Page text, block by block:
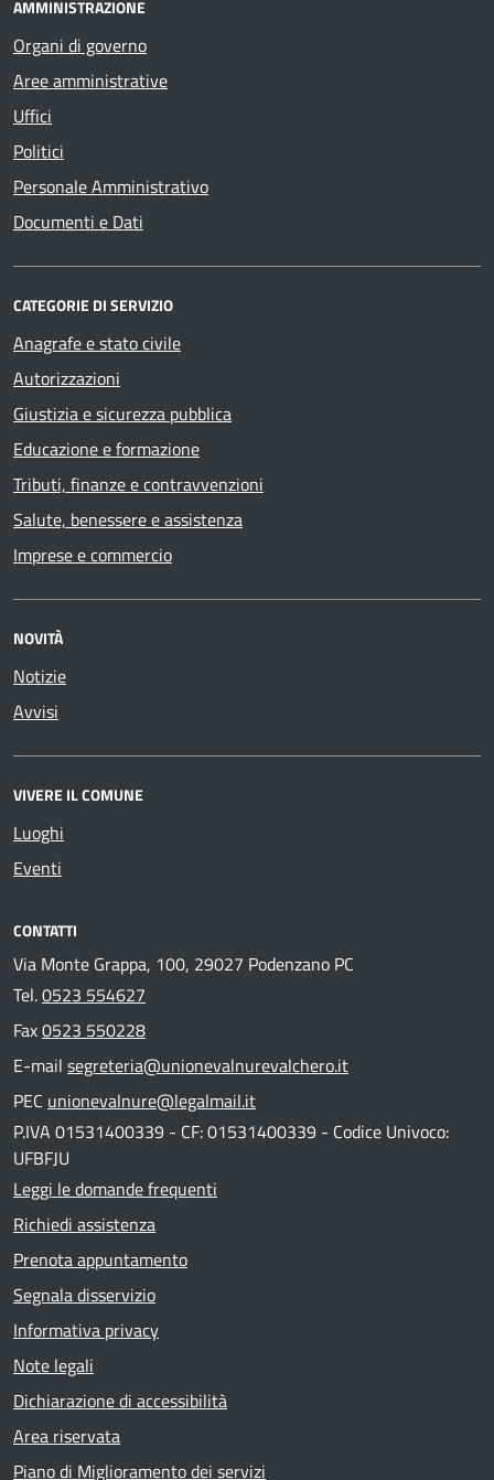
AMMINISTRAZIONE
Organi di governo
Aree amministrative
Uffici
Politici
Personale Amministrativo
Documenti e Dati
CATEGORIE DI SERVIZIO
Anagrafe e stato civile
Autorizzazioni
Giustizia e sicurezza pubblica
Educazione e formazione
Tributi, finanze e contravvenzioni
Salute, benessere e assistenza
Imprese e commercio
NOVITÀ
Notizie
Avvisi
VIVERE IL COMUNE
Luoghi
Eventi
CONTATTI
Via Monte Grappa, 100, 29027 Podenzano PC
Tel.0523 554627
Fax0523 550228
E-mail segreteria@unionevalnurevalchero.it
PEC unionevalnure@legalmail.it
P.IVA 01531400339 - CF: 01531400339 - Codice Univoco:
UFBFJU
Leggi le domande frequenti
Richiedi assistenza
Prenota appuntamento
Segnala disservizio
Informativa privacy
Note legali
Dichiarazione di accessibilità
Area riservata
Piano di Miglioramento dei servizi